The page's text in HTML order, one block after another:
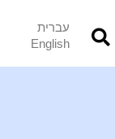
עברית
English